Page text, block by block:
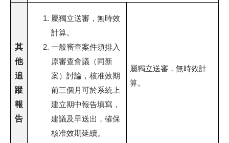
其
他
追
蹤
報
告
屬獨立送審，無時效
計算。
一般審查案件須排入
原審查會議（同新
案）討論，核准效期
前三個月可於系統上
建立期中報告填寫，
建議及早送出，確保
核准效期延續。
屬獨立送審，無時效計
算。